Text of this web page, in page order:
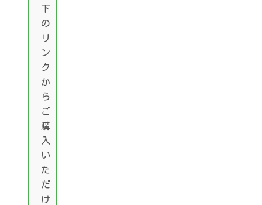
下
の
リ
ン
ク
か
ら
ご
購
入
い
た
だ
け